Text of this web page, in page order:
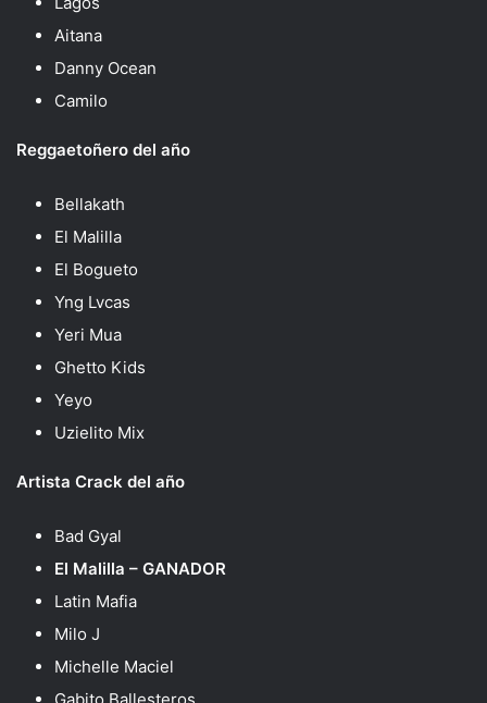
Aitana
Danny Ocean
Camilo
Reggaetoñero del año
Bellakath
El Malilla
El Bogueto
Yng Lvcas
Yeri Mua
Ghetto Kids
Yeyo
Uzielito Mix
Artista Crack del año
Bad Gyal
El Malilla – GANADOR
Latin Mafia
Milo J
Michelle Maciel
Gabito Ballesteros